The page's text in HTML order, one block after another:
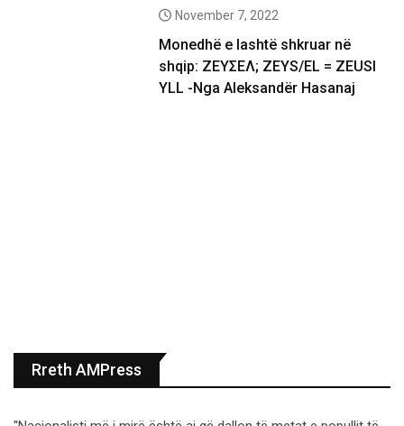
November 7, 2022
Monedhë e lashtë shkruar në
shqip: ΖΕΥΣΕΛ; ZEYS/EL = ZEUSI
YLL -Nga Aleksandër Hasanaj
Rreth AMPress